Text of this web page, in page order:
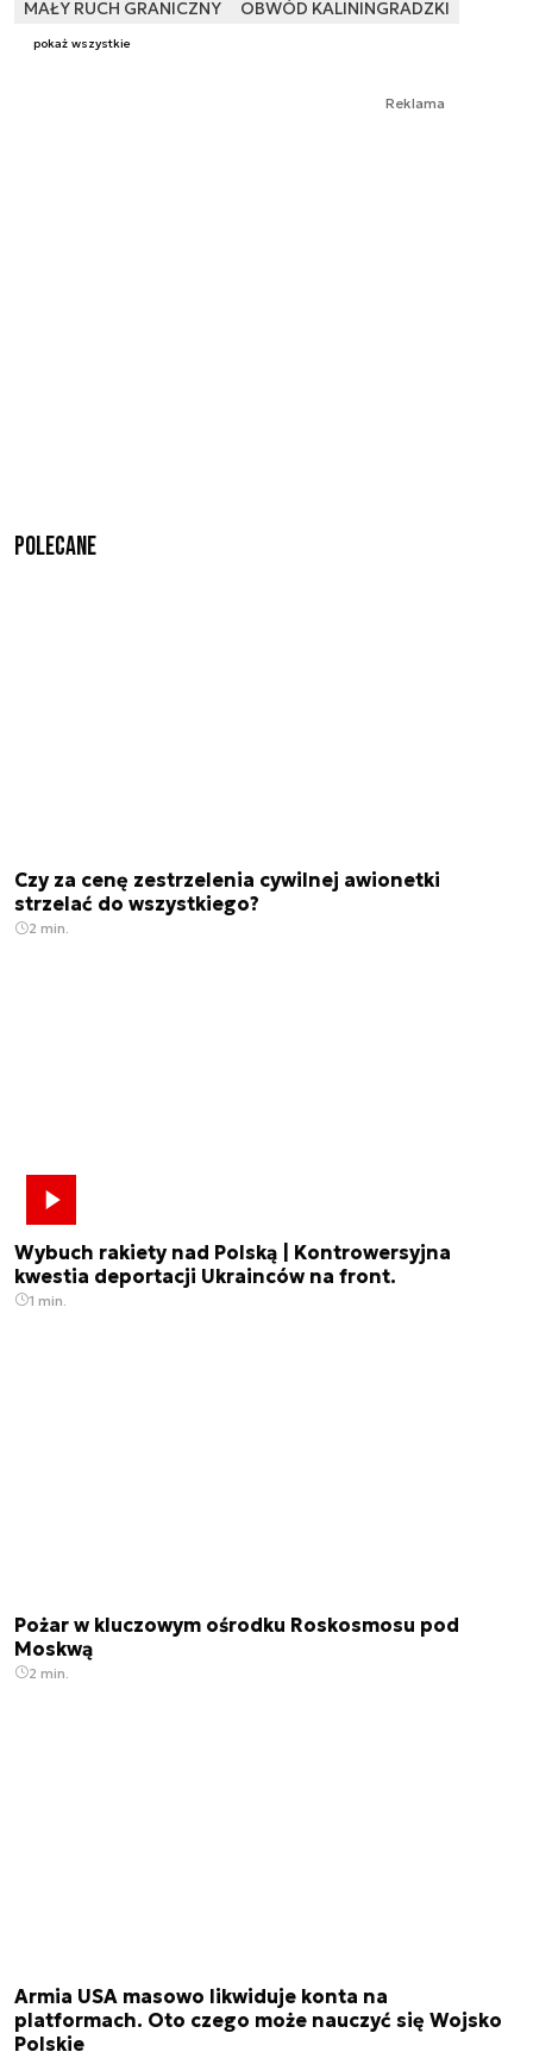
MAŁY RUCH GRANICZNY OBWÓD KALININGRADZKI
pokaż wszystkie
Reklama
Polecane
Czy za cenę zestrzelenia cywilnej awionetki
strzelać do wszystkiego?
2 min.
Wybuch rakiety nad Polską | Kontrowersyjna
kwestia deportacji Ukrainców na front.
1 min.
Pożar w kluczowym ośrodku Roskosmosu pod
Moskwą
2 min.
Armia USA masowo likwiduje konta na
platformach. Oto czego może nauczyć się Wojsko
Polskie